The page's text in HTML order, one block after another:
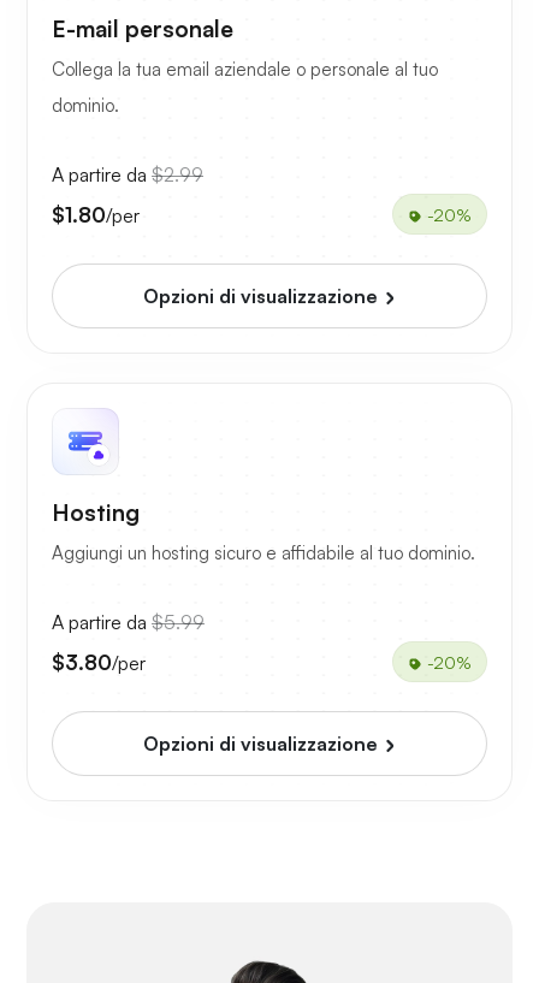
E-mail personale
Collega la tua email aziendale o personale al tuo
dominio.
A partire da $2.99
$1.80/per -20%
Opzioni di visualizzazione
Hosting
Aggiungi un hosting sicuro e affidabile al tuo dominio.
A partire da $5.99
$3.80/per -20%
Opzioni di visualizzazione